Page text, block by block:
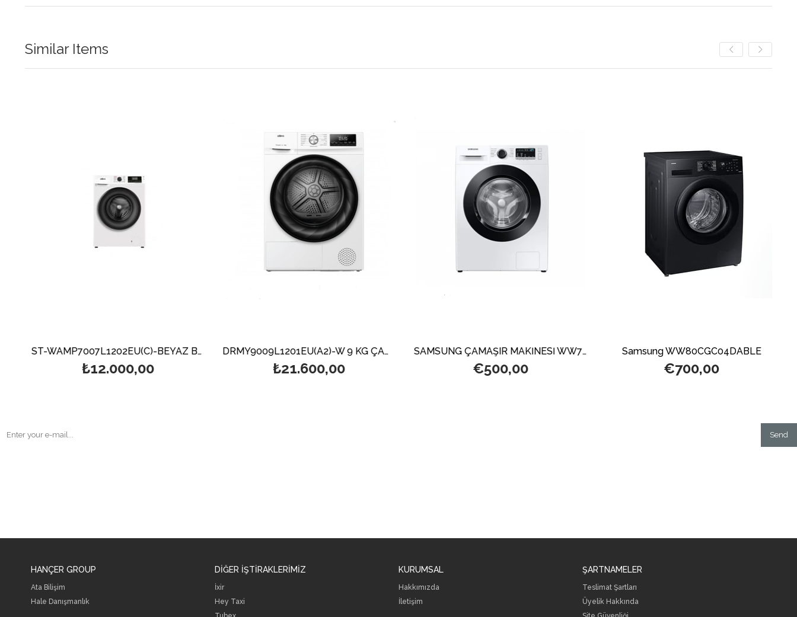
Similar Items
ST-WAMP7007L1202EU(C)-BEYAZ BLDC 7 KG 1200 DEVIR ÇAMAŞIR MAKİNESİ
₺12.000,00
DRMY9009L1201EU(A2)-W 9 KG ÇAMAŞIR KURUTMA MAKİNESİ
₺21.600,00
SAMSUNG ÇAMAŞIR MAKİNESİ WW71T301MWW/LE 1200RPM 7KG
€500,00
Samsung WW80CGC04DABLE
€700,00
Send
HANÇER GROUP
Ata Bilişim
Hale Danışmanlık
DİĞER İŞTİRAKLERİMİZ
İxir
Hey Taxi
KURUMSAL
Hakkımızda
İletişim
ŞARTNAMELER
Teslimat Şartları
Üyelik Hakkında